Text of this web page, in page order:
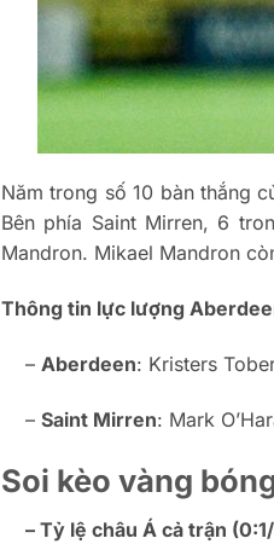
Năm trong số 10 bàn thắng
Bên phía Saint Mirren, 6
Mandron. Mikael Mandron
Thông tin lực lượng
– Aberdeen: Kristers
– Saint Mirren: Mark
Soi kèo vàng
– Tỷ lệ châu Á cả trận